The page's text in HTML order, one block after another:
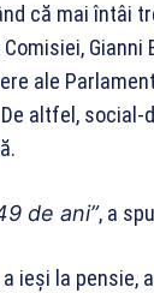
că mai întâi
ale
altfel,
de ani”, a
ieşi la pensie,